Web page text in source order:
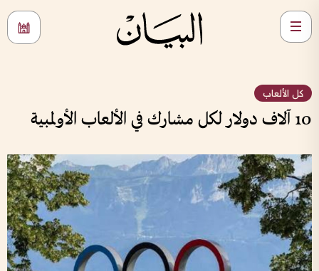
كل الألعاب
10 آلاف دولار لكل مشارك في الألعاب الأولمبية